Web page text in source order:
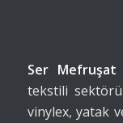
Ser Mefruşat
tekstili
vinylex, yatak